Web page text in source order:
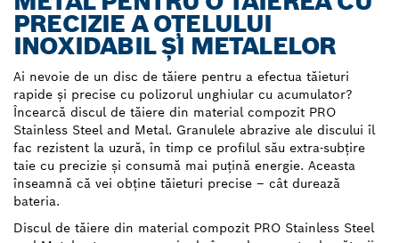
PRECIZIE A OȚELULUI
INOXIDABIL ȘI METALELOR
Ai nevoie de un disc de tăiere pentru a efectua tăieturi
rapide și precise cu polizorul unghiular cu acumulator?
Încearcă discul de tăiere din material compozit PRO
Stainless Steel and Metal. Granulele abrazive ale discului îl
fac rezistent la uzură, în timp ce profilul său extra-subțire
taie cu precizie și consumă mai puțină energie. Aceasta
înseamnă că vei obține tăieturi precise – cât durează
bateria.
Discul de tăiere din material compozit PRO Stainless Steel